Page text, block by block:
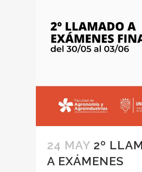
24 MAY 2º
A EXÁMENES